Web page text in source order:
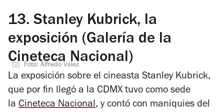
13. Stanley Kubrick, la
exposición (Galería de la
Cineteca Nacional)
Foto: Alfredo Vélez
La exposición sobre el cineasta Stanley Kubrick,
que por fin llegó a la CDMX tuvo como sede
la Cineteca Nacional, y contó con maniquies del